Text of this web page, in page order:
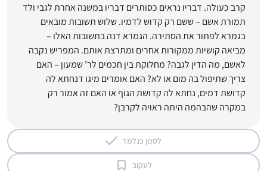
קרב כעולה. דבריו נראים כסותרים דבריו במשנה אחרת לגבי ולד
תמורת אשם – ששם רק קדוש לדמיו. שלוש תשובות מובאים
בגמרא לפתור את הסתירה. הגמרא דנה בתשובות האלו –
מביאה קושיות ממקורות אחרים ומתרצת אותם. המפריש נקבה
לאשם, מה הדין לגבה? מחלוקת בין חכמים לר’ שמעון – האם
צריך שתיפול בה מום או לא? האם אומרים מיגו דנחתא לה
קדושת דמים, נחתא לה קדושת הגוף או האם זה אמור רק
במקרה שהבהמה היתה ראויה לקרבן?
לסמן כנלמד
לעקוב